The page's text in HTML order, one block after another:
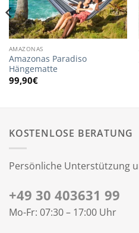
AMAZONAS
Amazonas Paradiso
Hängematte
99,90€
KOSTENLOSE BERATUNG
Persönliche Unterstützung
+49 30 403631 99
Mo-Fr: 07:30 – 17:00 Uhr